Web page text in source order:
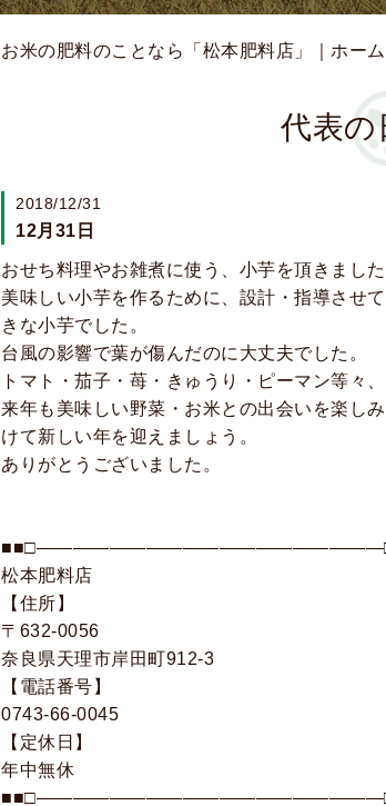
お米の肥料のことなら「松本肥料店」｜ホーム
代表の
2018/12/31
12月31日
おせち料理やお雑煮に使う、小芋を頂きました
美味しい小芋を作るために、設計・指導させ
きな小芋でした。
台風の影響で葉が傷んだのに大丈夫でした。
トマト・茄子・苺・きゅうり・ピーマン等々
来年も美味しい野菜・お米との出会いを楽し
けて新しい年を迎えましょう。
ありがとうございました。
松本肥料店
【住所】
〒632-0056
奈良県天理市岸田町912-3
【電話番号】
0743-66-0045
【定休日】
年中無休